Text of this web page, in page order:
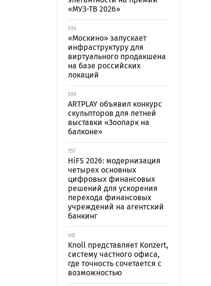
«МУЗ-ТВ 2026»
5:54
«Москино» запускает
инфраструктуру для
виртуального продакшена
на базе российских
локаций
5:59
ARTPLAY объявил конкурс
скульпторов для летней
выставки «Зоопарк на
балконе»
7:57
HiFS 2026: модернизация
четырех основных
цифровых финансовых
решений для ускорения
перехода финансовых
учреждений на агентский
банкинг
4:51
Knoll представляет Konzert,
систему частного офиса,
где точность сочетается с
возможностью